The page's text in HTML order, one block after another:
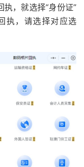
，就选择“身份证”
执，请选择对应选